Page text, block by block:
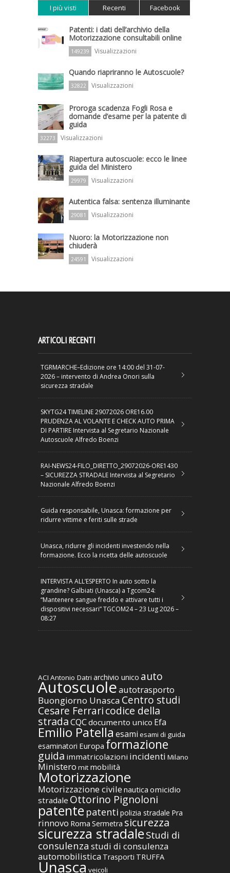
I più visti Recenti Facebook
Patenti: i dati dell’archivio della
Motorizzazione consultabili online
149239 Visualizzazioni
Quando riapriranno le Autoscuole?
32822 Visualizzazioni
Proroga scadenza Fogli Rosa e
domande d’esame per la patente di
guida
32273 Visualizzazioni
Riapertura autoscuole: ecco le linee
guida del Ministero
29979 Visualizzazioni
Autentica falsa: sentenza illuminante
29081 Visualizzazioni
Nuoro: la Motorizzazione non
chiuderà
24591 Visualizzazioni
ARTICOLI RECENTI
TGRMARCHE–Edizione ore 14:00 del 31-07-
2026 – intervento di Andrea Onori sulla
sicurezza stradale
SKYTG24 TIMELINE 29072026 ORE16.00
PRUDENZA AL VOLANTE E CHECK AUTO PRIMA
DI PARTIRE Intervista al Segretario Nazionale
Autoscuole Alfredo Boenzi
RAI-NEWS24-FILO_DIRETTO_29072026-ORE1430
– SICUREZZA STRADALE Intervista al Segretario
Nazionale Alfredo Boenzi
Guida responsabile, Unasca: formazione per
ridurre vittime e feriti sulle strade
Unasca, ridurre gli incidenti investendo nella
formazione. Ecco la ricetta delle autoscuole
INTERVISTA ALL’ESPERTO In auto sotto la
grandine? Galbiati (Unasca) a Tgcom24:
“Mantenere sangue freddo e attivare tutti i
dispositivi necessari” TGCOM24 – 23 Lug 2026 –
08:27
ACI Antonio Datri archivio unico auto
Autoscuoleautotrasporto
Buongiorno Unasca Centro studi
Cesare Ferraricodice della
stradaCQCdocumento unico Efa
Emilio Patella esami esami di guida
esaminatori Europa formazione
guida immatricolazioni incidenti Milano
Ministero mit mobilità
Motorizzazione
Motorizzazione civile nautica omicidio
stradale Ottorino Pignoloni
patente patenti polizia stradale Pra
rinnovo Roma Sermetra sicurezza
sicurezza stradaleStudi di
consulenza studi di consulenza
automobilistica Trasporti TRUFFA
Unasca veicoli